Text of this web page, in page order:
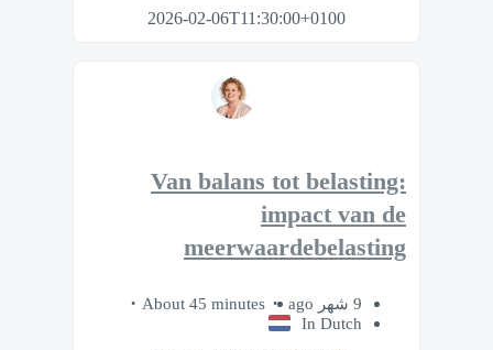
2026-02-06T11:30:00+0100
Van balans tot belasting:
impact van de
meerwaardebelasting
9 شهر ago
About 45 minutes
In Dutch